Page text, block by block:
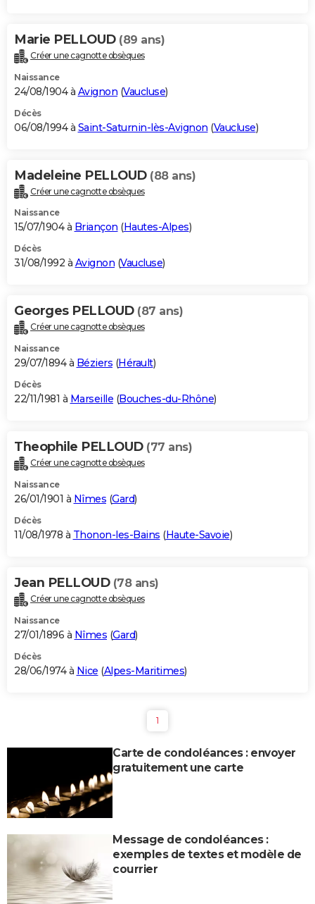
Marie PELLOUD (89 ans)
Créer une cagnotte obsèques
Naissance
24/08/1904 à Avignon (Vaucluse)
Décès
06/08/1994 à Saint-Saturnin-lès-Avignon (Vaucluse)
Madeleine PELLOUD (88 ans)
Créer une cagnotte obsèques
Naissance
15/07/1904 à Briançon (Hautes-Alpes)
Décès
31/08/1992 à Avignon (Vaucluse)
Georges PELLOUD (87 ans)
Créer une cagnotte obsèques
Naissance
29/07/1894 à Béziers (Hérault)
Décès
22/11/1981 à Marseille (Bouches-du-Rhône)
Theophile PELLOUD (77 ans)
Créer une cagnotte obsèques
Naissance
26/01/1901 à Nîmes (Gard)
Décès
11/08/1978 à Thonon-les-Bains (Haute-Savoie)
Jean PELLOUD (78 ans)
Créer une cagnotte obsèques
Naissance
27/01/1896 à Nîmes (Gard)
Décès
28/06/1974 à Nice (Alpes-Maritimes)
1
Carte de condoléances : envoyer
gratuitement une carte
Message de condoléances :
exemples de textes et modèle de
courrier